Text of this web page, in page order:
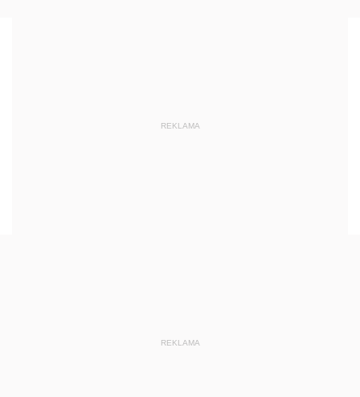
REKLAMA
REKLAMA